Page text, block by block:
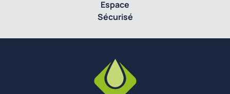
Espace
Sécurisé